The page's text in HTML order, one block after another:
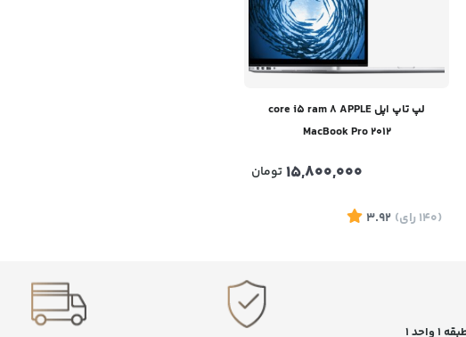
لپ تاپ اپل core i5 ram 8 APPLE
MacBook Pro 2012
15,800,000تومان
(140 رای)
3.92